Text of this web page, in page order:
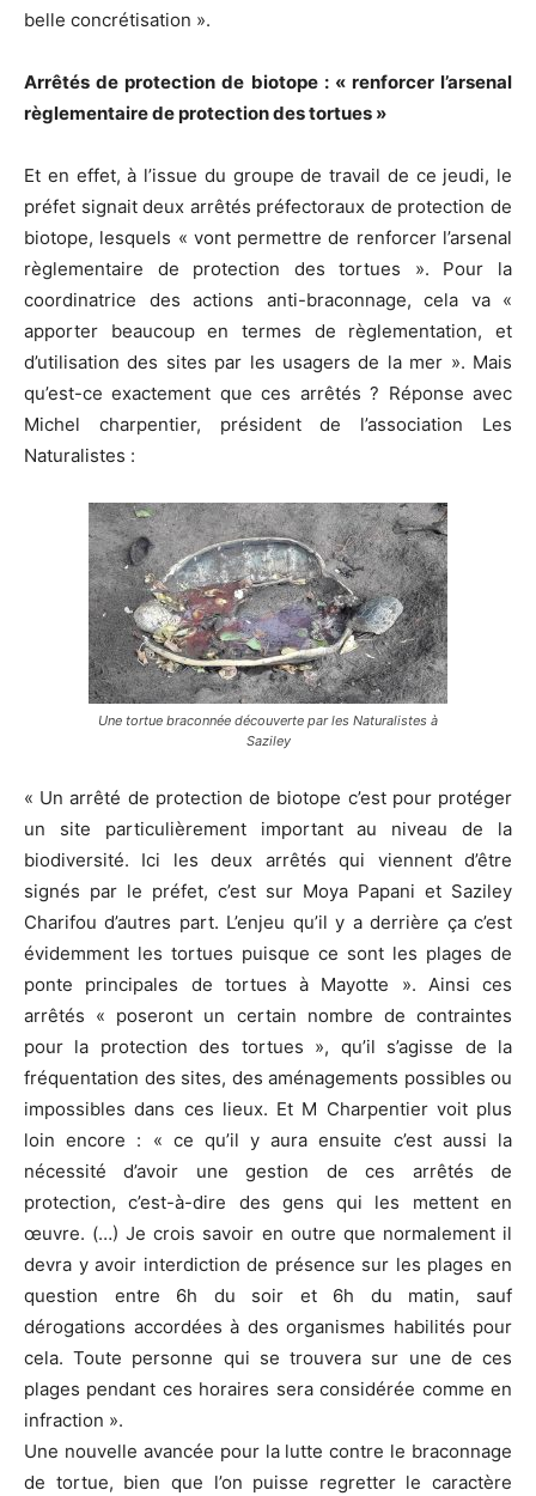
belle concrétisation ».
Arrêtés de protection de biotope : « renforcer l’arsenal
règlementaire de protection des tortues »
Et en effet, à l’issue du groupe de travail de ce jeudi, le
préfet signait deux arrêtés préfectoraux de protection de
biotope, lesquels « vont permettre de renforcer l’arsenal
règlementaire de protection des tortues ». Pour la
coordinatrice des actions anti-braconnage, cela va «
apporter beaucoup en termes de règlementation, et
d’utilisation des sites par les usagers de la mer ». Mais
qu’est-ce exactement que ces arrêtés ? Réponse avec
Michel charpentier, président de l’association Les
Naturalistes :
Une tortue braconnée découverte par les Naturalistes à
Saziley
« Un arrêté de protection de biotope c’est pour protéger
un site particulièrement important au niveau de la
biodiversité. Ici les deux arrêtés qui viennent d’être
signés par le préfet, c’est sur Moya Papani et Saziley
Charifou d’autres part. L’enjeu qu’il y a derrière ça c’est
évidemment les tortues puisque ce sont les plages de
ponte principales de tortues à Mayotte ». Ainsi ces
arrêtés « poseront un certain nombre de contraintes
pour la protection des tortues », qu’il s’agisse de la
fréquentation des sites, des aménagements possibles ou
impossibles dans ces lieux. Et M Charpentier voit plus
loin encore : « ce qu’il y aura ensuite c’est aussi la
nécessité d’avoir une gestion de ces arrêtés de
protection, c’est-à-dire des gens qui les mettent en
œuvre. (…) Je crois savoir en outre que normalement il
devra y avoir interdiction de présence sur les plages en
question entre 6h du soir et 6h du matin, sauf
dérogations accordées à des organismes habilités pour
cela. Toute personne qui se trouvera sur une de ces
plages pendant ces horaires sera considérée comme en
infraction ».
Une nouvelle avancée pour la lutte contre le braconnage
de tortue, bien que l’on puisse regretter le caractère